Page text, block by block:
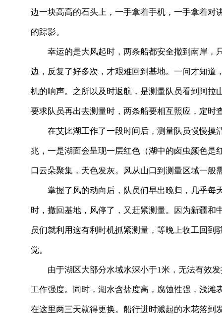
边一块高高的石头上，一手拿着手机，一手拿着
的踪影。
幸运的是大风起时，两条船都安全撤到南岸，
边，反复了好多次，才艰难回到基地。一问才知
机的响声。之所以及时返航，是测量队员看到阿
要求队员再出去测量时，两条船要相互照应，定时
在艾比湖工作了一段时间后，测量队员慢慢摸
兆，一是湖面会呈现一层红色（湖中的卤虫颜色
口云朵聚集，天色发灰。风从山口到测量区域一
掌握了风的动向后，队员们早出晚归，几乎每
时，撤回基地，风停了，又赶紧测量。因为新疆
员们就利用这有利时机抓紧测量，等晚上收工回
觉。
由于湖区大部分水域水深小于1米，无法有效发
工作强度。同时，湖水含盐度高，腐蚀性强，浅
在这里两三天就得更换。船行进时溅起的水花落